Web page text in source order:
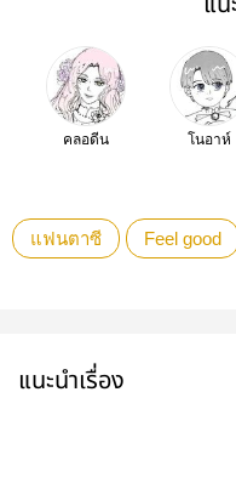
คลอดีน โนอาห์
แฟนตาซี Feel good
แนะนำเรื่อง